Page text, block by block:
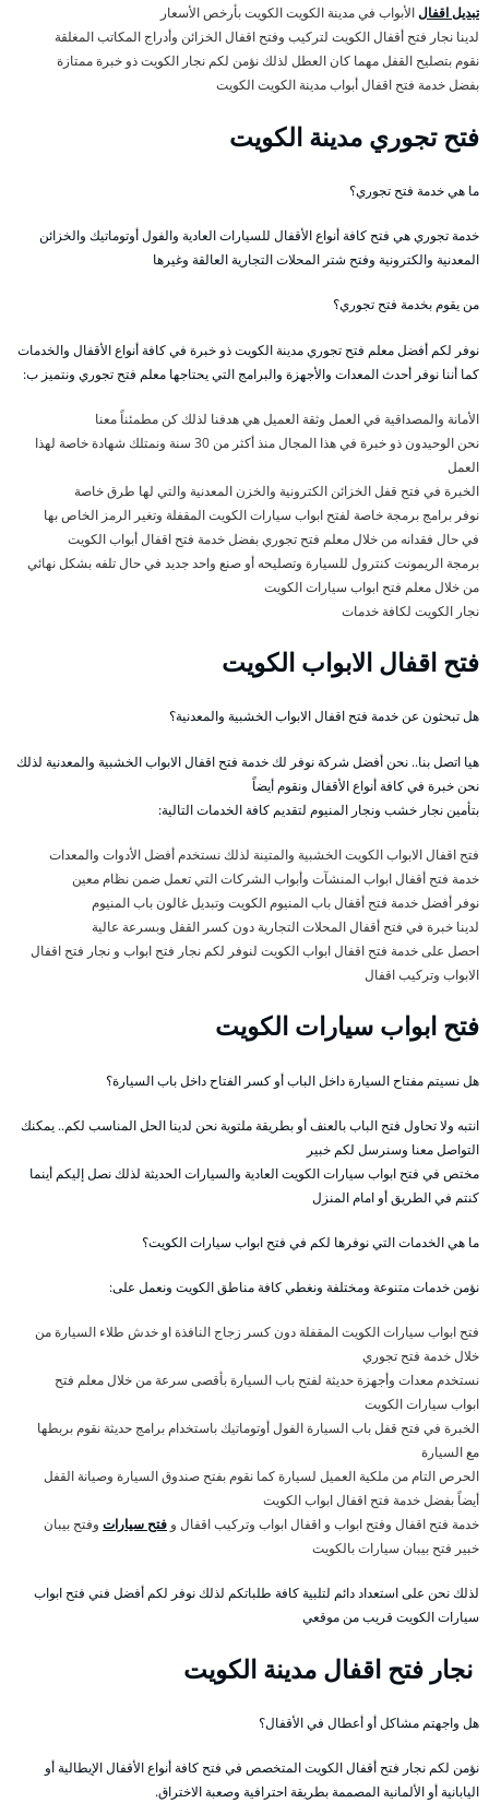
تبديل اقفالالأبواب في مدينة الكويت الكويت بأرخص الأسعار
لدينا نجار فتح أقفال الكويت لتركيب وفتح اقفال الخزائن وأدراج المكاتب المغلقة
نقوم بتصليح القفل مهما كان العطل لذلك نؤمن لكم نجار الكويت ذو خبرة ممتازة
بفضل خدمة فتح اقفال أبواب مدينة الكويت الكويت
فتح تجوري مدينة الكويت
ما هي خدمة فتح تجوري؟
خدمة تجوري هي فتح كافة أنواع الأقفال للسيارات العادية والفول أوتوماتيك والخزائن
المعدنية والكترونية وفتح شتر المحلات التجارية العالقة وغيرها
من يقوم بخدمة فتح تجوري؟
نوفر لكم أفضل معلم فتح تجوري مدينة الكويت ذو خبرة في كافة أنواع الأقفال والخدمات
كما أننا نوفر أحدث المعدات والأجهزة والبرامج التي يحتاجها معلم فتح تجوري ونتميز ب:
الأمانة والمصداقية في العمل وثقة العميل هي هدفنا لذلك كن مطمئناً معنا
نحن الوحيدون ذو خبرة في هذا المجال منذ أكثر من 30 سنة ونمتلك شهادة خاصة لهذا
العمل
الخبرة في فتح قفل الخزائن الكترونية والخزن المعدنية والتي لها طرق خاصة
نوفر برامج برمجة خاصة لفتح ابواب سيارات الكويت المقفلة وتغير الرمز الخاص بها
في حال فقدانه من خلال معلم فتح تجوري بفضل خدمة فتح اقفال أبواب الكويت
برمجة الريمونت كنترول للسيارة وتصليحه أو صنع واحد جديد في حال تلفه بشكل نهائي
من خلال معلم فتح ابواب سيارات الكويت
نجار الكويت لكافة خدمات
فتح اقفال الابواب الكويت
هل تبحثون عن خدمة فتح اقفال الابواب الخشبية والمعدنية؟
هيا اتصل بنا.. نحن أفضل شركة نوفر لك خدمة فتح اقفال الابواب الخشبية والمعدنية لذلك
نحن خبرة في كافة أنواع الأقفال ونقوم أيضاً
بتأمين نجار خشب ونجار المنيوم لتقديم كافة الخدمات التالية:
فتح اقفال الابواب الكويت الخشبية والمتينة لذلك نستخدم أفضل الأدوات والمعدات
خدمة فتح أقفال ابواب المنشآت وأبواب الشركات التي تعمل ضمن نظام معين
نوفر أفضل خدمة فتح أقفال باب المنيوم الكويت وتبديل غالون باب المنيوم
لدينا خبرة في فتح أقفال المحلات التجارية دون كسر القفل وبسرعة عالية
احصل على خدمة فتح اقفال ابواب الكويت لنوفر لكم نجار فتح ابواب و نجار فتح اقفال
الابواب وتركيب اقفال
فتح ابواب سيارات الكويت
هل نسيتم مفتاح السيارة داخل الباب أو كسر الفتاح داخل باب السيارة؟
انتبه ولا تحاول فتح الباب بالعنف أو بطريقة ملتوية نحن لدينا الحل المناسب لكم.. يمكنك
التواصل معنا وسنرسل لكم خبير
مختص في فتح ابواب سيارات الكويت العادية والسيارات الحديثة لذلك نصل إليكم أينما
كنتم في الطريق أو امام المنزل
ما هي الخدمات التي نوفرها لكم في فتح ابواب سيارات الكويت؟
نؤمن خدمات متنوعة ومختلفة ونغطي كافة مناطق الكويت ونعمل على:
فتح ابواب سيارات الكويت المقفلة دون كسر زجاج النافذة او خدش طلاء السيارة من
خلال خدمة فتح تجوري
نستخدم معدات وأجهزة حديثة لفتح باب السيارة بأقصى سرعة من خلال معلم فتح
ابواب سيارات الكويت
الخبرة في فتح قفل باب السيارة الفول أوتوماتيك باستخدام برامج حديثة نقوم بربطها
مع السيارة
الحرص التام من ملكية العميل لسيارة كما نقوم بفتح صندوق السيارة وصيانة القفل
أيضاً بفضل خدمة فتح اقفال ابواب الكويت
خدمة فتح اقفال وفتح ابواب و اقفال ابواب وتركيب اقفال و فتح سيارات وفتح بيبان
خبير فتح بيبان سيارات بالكويت
لذلك نحن على استعداد دائم لتلبية كافة طلباتكم لذلك نوفر لكم أفضل فني فتح ابواب
سيارات الكويت قريب من موقعي
نجار فتح اقفال مدينة الكويت
هل واجهتم مشاكل أو أعطال في الأقفال؟
نؤمن لكم نجار فتح أقفال الكويت المتخصص في فتح كافة أنواع الأقفال الإيطالية أو
اليابانية أو الألمانية المصممة بطريقة احترافية وصعبة الاختراق.